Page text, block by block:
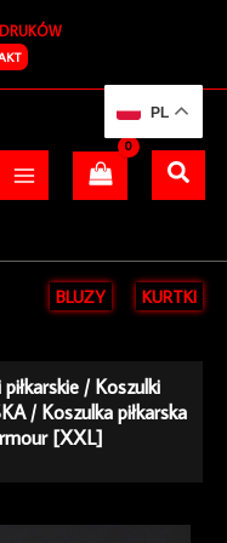
BLUZY KURTKI
/Koszulki
/ Koszulka piłkarska
[XXL]
PL